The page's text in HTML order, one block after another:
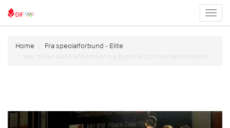
menu
Home
Fra specialforbund - Elite
Her bliver Ashli Williamson og Bjørn Bitsch verdensmestre